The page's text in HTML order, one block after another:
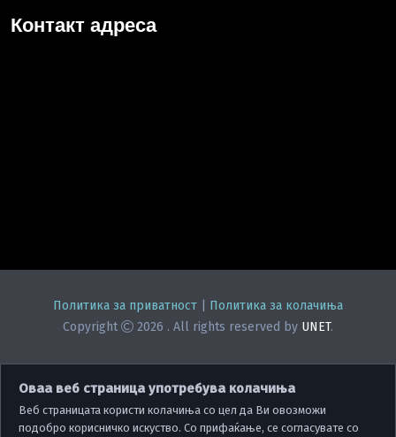
Контакт адреса
Политика за приватност
Политика за колачиња
Copyright
2026 . All rights reserved by UNET.
Оваа веб страница употребува колачиња
Веб страницата користи колачиња со цел да Ви овозможи
подобро корисничко искуство. Со прифаќање, се согласувате со